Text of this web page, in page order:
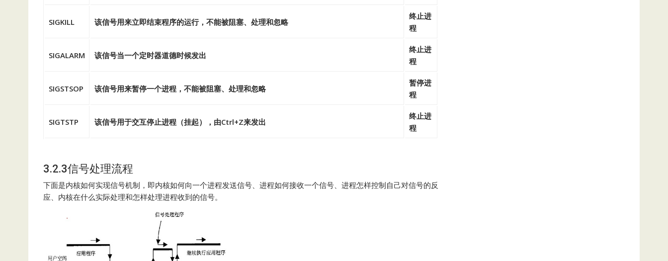
SIGKILL 该信号用来立即结束程序的运行，不能被阻塞、处理和忽略
终止进
程
SIGALARM 该信号当一个定时器道德时候发出
终止进
程
SIGSTSOP 该信号用来暂停一个进程，不能被阻塞、处理和忽略
暂停进
程
SIGTSTP 该信号用于交互停止进程（挂起），由Ctrl+Z来发出
终止进
程
3.2.3信号处理流程
下面是内核如何实现信号机制，即内核如何向一个进程发送信号、进程如何接收一个信号、进程怎样控制自己对信号的反
应、内核在什么实际处理和怎样处理进程收到的信号。